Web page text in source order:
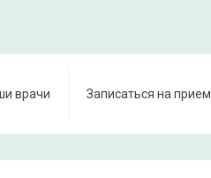
врачи Записаться на прием